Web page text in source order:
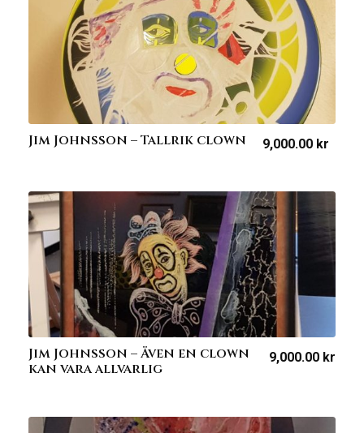
Jim Johnsson – Tallrik clown 9,000.00 kr
Jim Johnsson – Även en clown
kan vara allvarlig
9,000.00 kr